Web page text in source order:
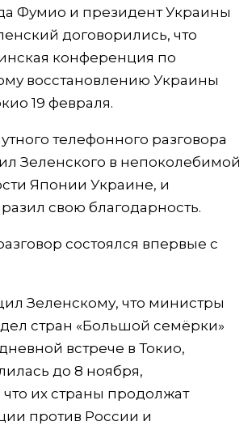
Фумио и президент Украины
договорились, что
конференция по
восстановлению Украины
19 февраля.
телефонного разговора
Зеленского в непоколебимой
Японии Украине, и
свою благодарность.
состоялся впервые с
Зеленскому, что министры
стран «Большой семёрки»
встрече в Токио,
до 8 ноября,
их страны продолжат
против России и